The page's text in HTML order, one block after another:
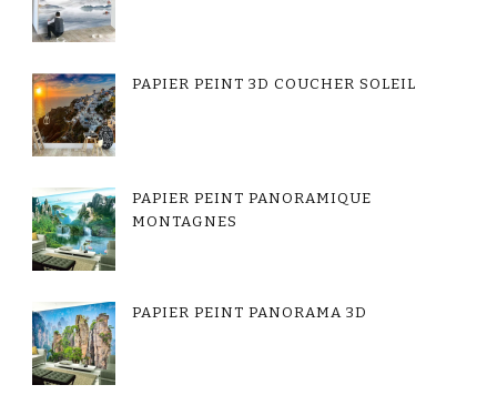
PAPIER PEINT 3D COUCHER SOLEIL
PAPIER PEINT PANORAMIQUE
MONTAGNES
PAPIER PEINT PANORAMA 3D